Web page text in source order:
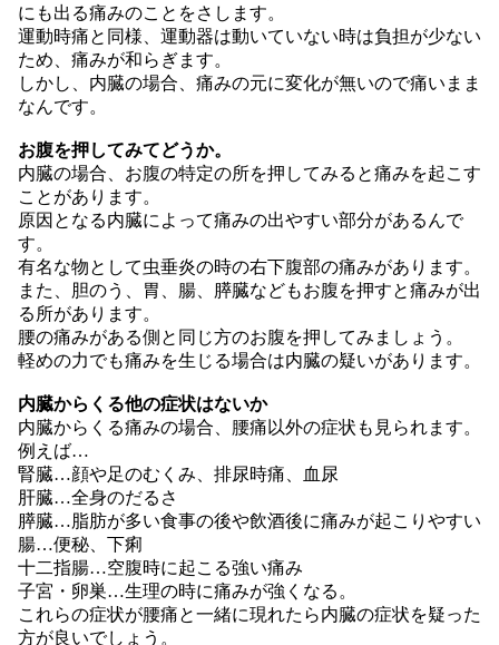
にも出る痛みのことをさします。
運動時痛と同様、運動器は動いていない時は負担が少ない
ため、痛みが和らぎます。
しかし、内臓の場合、痛みの元に変化が無いので痛いまま
なんです。
お腹を押してみてどうか。
内臓の場合、お腹の特定の所を押してみると痛みを起こす
ことがあります。
原因となる内臓によって痛みの出やすい部分があるんで
す。
有名な物として虫垂炎の時の右下腹部の痛みがあります。
また、胆のう、胃、腸、膵臓などもお腹を押すと痛みが出
る所があります。
腰の痛みがある側と同じ方のお腹を押してみましょう。
軽めの力でも痛みを生じる場合は内臓の疑いがあります。
内臓からくる他の症状はないか
内臓からくる痛みの場合、腰痛以外の症状も見られます。
例えば…
腎臓…顔や足のむくみ、排尿時痛、血尿
肝臓…全身のだるさ
膵臓…脂肪が多い食事の後や飲酒後に痛みが起こりやすい
腸…便秘、下痢
十二指腸…空腹時に起こる強い痛み
子宮・卵巣…生理の時に痛みが強くなる。
これらの症状が腰痛と一緒に現れたら内臓の症状を疑った
方が良いでしょう。